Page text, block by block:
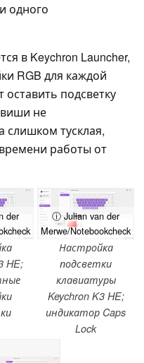
одного
в Keychron Launcher,
RGB для каждой
подсветку
не
слишком тусклая,
работы от
der
HE;
ⓘ Julian van der
Merwe/Notebookcheck
Настройка
подсветки
клавиатуры
Keychron K3 HE;
индикатор Caps
Lock